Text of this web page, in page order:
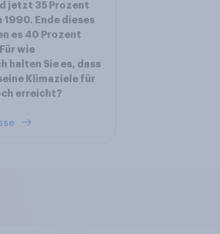
jetzt 35 Prozent
1990. Ende dieses
es 40 Prozent
wie
halten Sie es, dass
Klimaziele für
erreicht?